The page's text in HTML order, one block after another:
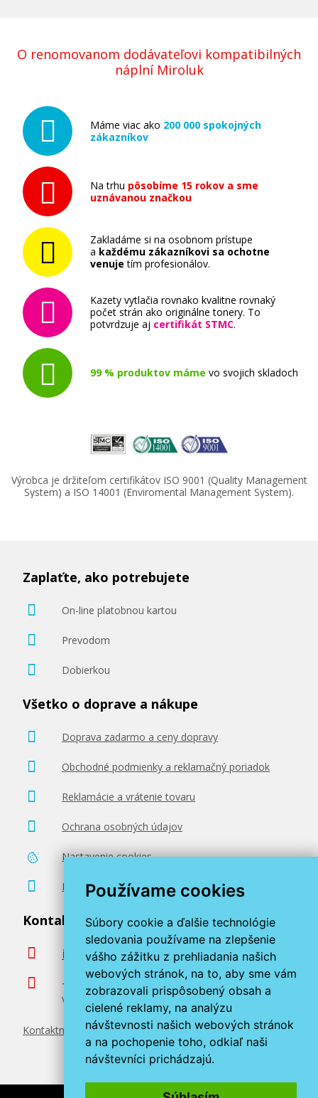
Používame cookies
Súbory cookie a ďalšie technológie
sledovania používame na zlepšenie
vášho zážitku z prehliadania našich
webových stránok, na to, aby sme vám
zobrazovali prispôsobený obsah a
cielené reklamy, na analýzu
návštevnosti našich webových stránok
a na pochopenie toho, odkiaľ naši
návštevníci prichádzajú.
O renomovanom dodávateľovi kompatibilných
náplní Miroluk
Máme viac ako 200 000 spokojných
zákazníkov
Na trhu pôsobíme 15 rokov a sme
uznávanou značkou
Zakladáme si na osobnom prístupe
a každému zákazníkovi sa ochotne
venuje tím profesionálov.
Kazety vytlačia rovnako kvalitne rovnaký
počet strán ako originálne tonery. To
potvrdzuje aj certifikát STMC.
99 % produktov máme vo svojich skladoch
Výrobca je držiteľom certifikátov ISO 9001 (Quality Management
System) a ISO 14001 (Enviromental Management System).
Zaplaťte, ako potrebujete
On-line platobnou kartou
Prevodom
Dobierkou
Všetko o doprave a nákupe
Doprava zadarmo a ceny dopravy
Obchodné podmienky a reklamačný poriadok
Reklamácie a vrátenie tovaru
Ochrana osobných údajov
Nastavenie cookies
Poradenstvo zadarmo
Kontaktujte nás
info@miroluk.sk
+420 377 222 313
Volajte v pracovné dni od 8. do 17. hod.
Kontaktné údaje